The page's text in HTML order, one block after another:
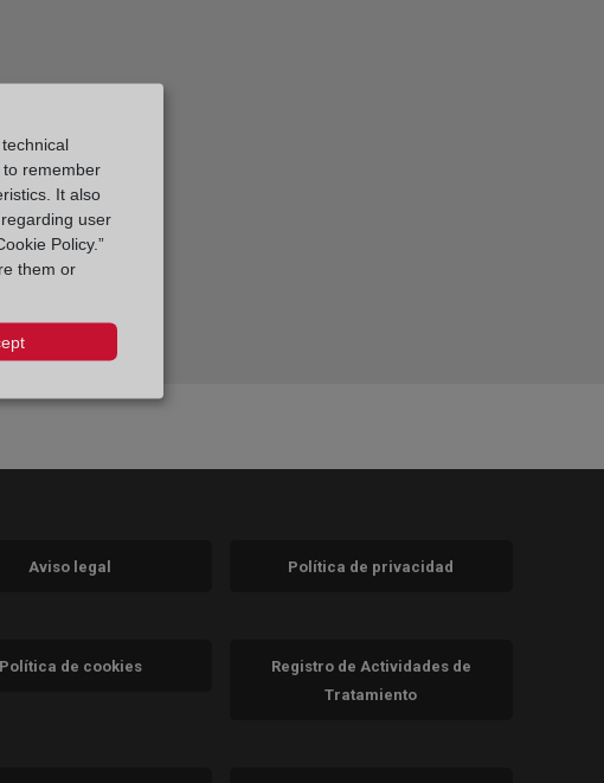
nueva)nueva)
nueva)
Aviso legal Política de privacidad
Política de cookies
Registro de Actividades de
Tratamiento
remember
It also
user
Policy.”
them or